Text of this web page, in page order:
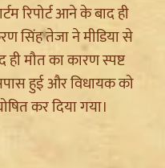
रिपोर्ट आने के बाद ही
सिंह तेजा ने मीडिया से
ही मौत का कारण स्पष्ट
हुई और विधायक को
कर दिया गया।